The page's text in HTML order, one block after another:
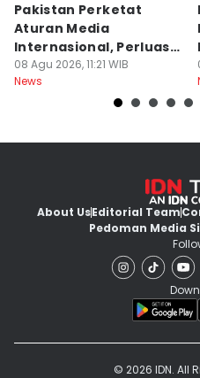
Pakistan Perketat
Aturan Media
Internasional, Perluas
Pengawasan
08 Agu 2026, 11:21 WIB
News
About UsEditorial Team
Pedoman Media
© 2026 IDN. All